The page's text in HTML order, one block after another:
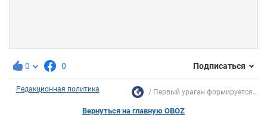
0 0 Подписаться
Редакционная политика Первый ураган формируется...
Вернуться на главную OBOZ